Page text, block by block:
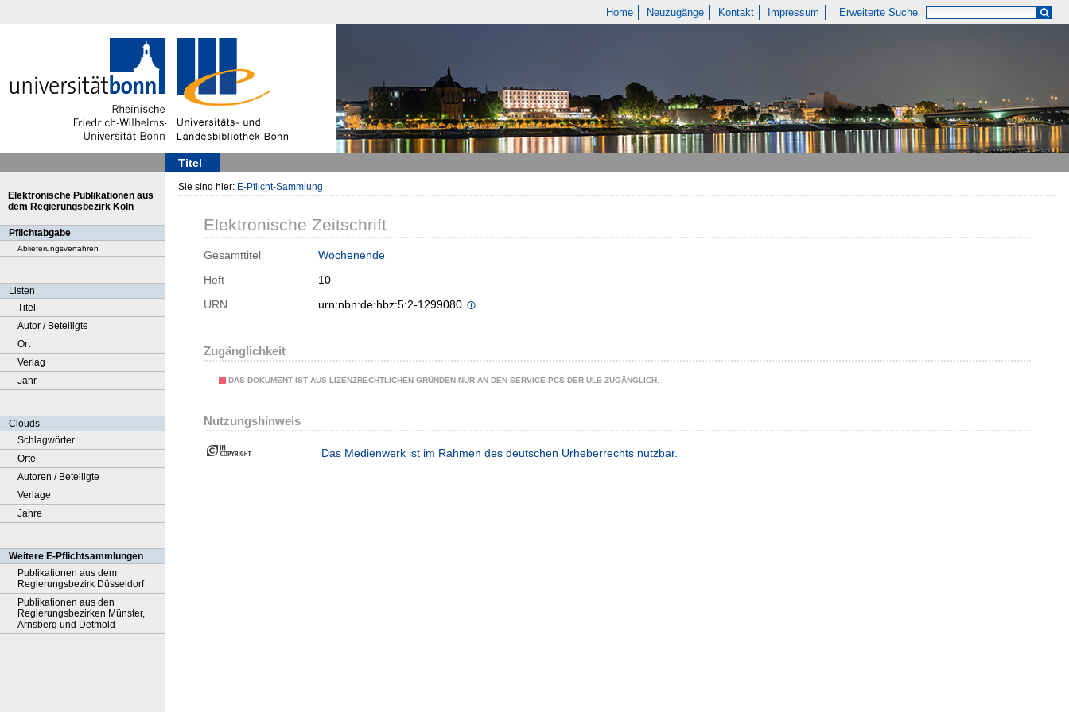
Home Neuzugänge Kontakt Impressum Erweiterte Suche
Titel
Elektronische Publikationen aus
dem Regierungsbezirk Köln
Pflichtabgabe
Ablieferungsverfahren
Listen
Titel
Autor / Beteiligte
Ort
Verlag
Jahr
Clouds
Schlagwörter
Orte
Autoren / Beteiligte
Verlage
Jahre
Weitere E-Pflichtsammlungen
Publikationen aus dem
Regierungsbezirk Düsseldorf
Publikationen aus den
Regierungsbezirken Münster,
Arnsberg und Detmold
Sie sind hier: E-Pflicht-Sammlung
Elektronische Zeitschrift
Gesamttitel
Wochenende
Heft
10
URN
urn:nbn:de:hbz:5:2-1299080
Zugänglichkeit
DAS DOKUMENT IST AUS LIZENZRECHTLICHEN GRÜNDEN NUR AN DEN SERVICE-PCS DER ULB ZUGÄNGLICH.
Nutzungshinweis
Das Medienwerk ist im Rahmen des deutschen Urheberrechts nutzbar.